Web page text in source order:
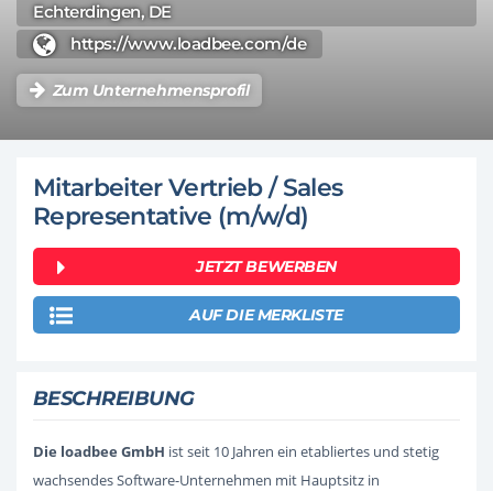
Echterdingen, DE
https://www.loadbee.com/de
Zum Unternehmensprofil
Mitarbeiter Vertrieb / Sales
Representative (m/w/d)
JETZT BEWERBEN
AUF DIE MERKLISTE
BESCHREIBUNG
Die loadbee GmbH ist seit 10 Jahren ein etabliertes und stetig
wachsendes Software-Unternehmen mit Hauptsitz in